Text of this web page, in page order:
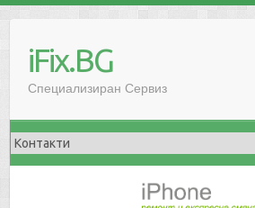
iFix.BG
Специализиран Сервиз